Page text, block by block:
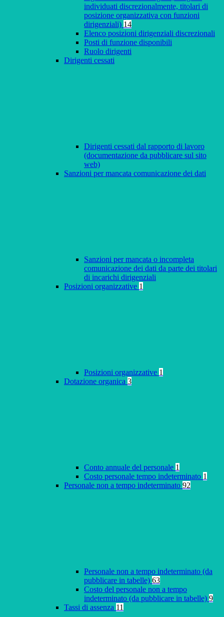
individuati discrezionalmente, titolari di
posizione organizzativa con funzioni
dirigenziali) 14
Elenco posizioni dirigenziali discrezionali
Posti di funzione disponibili
Ruolo dirigenti
Dirigenti cessati
Dirigenti cessati dal rapporto di lavoro
(documentazione da pubblicare sul sito
web)
Sanzioni per mancata comunicazione dei dati
Sanzioni per mancata o incompleta
comunicazione dei dati da parte dei titolari
di incarichi dirigenziali
Posizioni organizzative 1
Posizioni organizzative 1
Dotazione organica 3
Conto annuale del personale 1
Costo personale tempo indeterminato 1
Personale non a tempo indeterminato 92
Personale non a tempo indeterminato (da
pubblicare in tabelle) 63
Costo del personale non a tempo
indeterminato (da pubblicare in tabelle) 9
Tassi di assenza 11